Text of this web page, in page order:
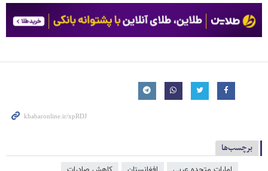
برچسب‌ها